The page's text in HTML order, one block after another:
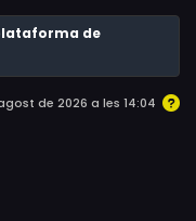
de
de 2026 a les 14:04